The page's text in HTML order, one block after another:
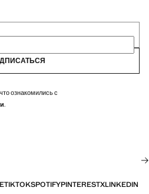
ознакомились с
.
TIKTOKSPOTIFYPINTERESTXLINKEDIN